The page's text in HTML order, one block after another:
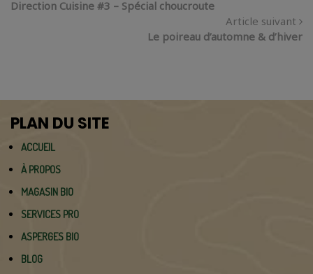
Direction Cuisine #3 – Spécial choucroute
Article suivant
Le poireau d’automne & d’hiver
PLAN DU SITE
ACCUEIL
À PROPOS
MAGASIN BIO
SERVICES PRO
ASPERGES BIO
BLOG